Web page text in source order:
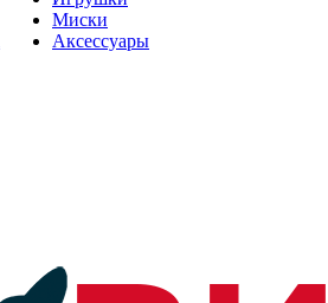
Миски
Аксессуары